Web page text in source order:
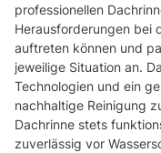
professionellen
Herausforderungen bei
auftreten können und
jeweilige Situation an.
Technologien und ein
nachhaltige Reinigung
Dachrinne stets
zuverlässig vor